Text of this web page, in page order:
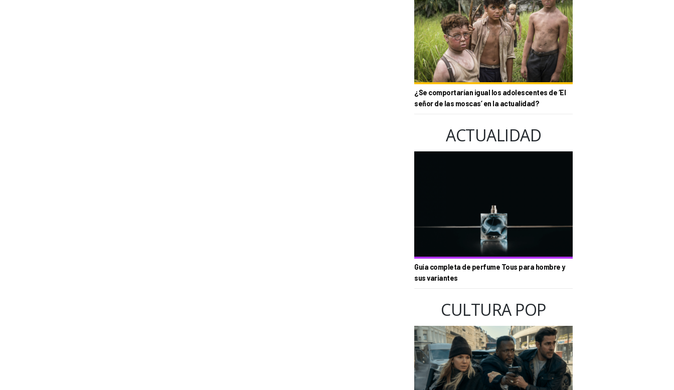
¿Se comportarían igual los adolescentes de ‘El
señor de las moscas’ en la actualidad?
ACTUALIDAD
Guía completa de perfume Tous para hombre y
sus variantes
CULTURA POP